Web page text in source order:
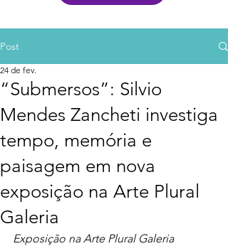
Post
“Submersos”: Silvio
Mendes Zancheti investiga
tempo, memória e
paisagem em nova
exposição na Arte Plural
Galeria
24 de fev.
Exposição na Arte Plural Galeria